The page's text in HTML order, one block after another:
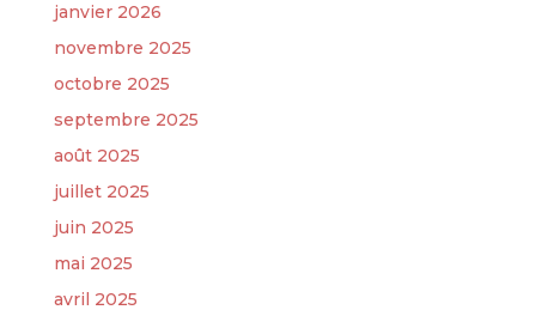
janvier 2026
novembre 2025
octobre 2025
septembre 2025
août 2025
juillet 2025
juin 2025
mai 2025
avril 2025